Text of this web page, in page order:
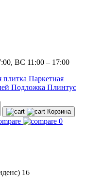
ВС 11:00 – 17:00
плитка Паркетная
Подложка Плинтус
Корзина
0
16